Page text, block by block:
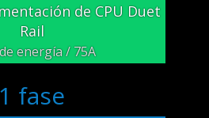
de CPU Duet
Rail
energía / 75A
1 fase